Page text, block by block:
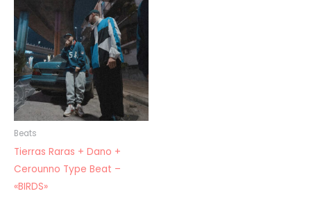
Beats
Tierras Raras + Dano +
Cerounno Type Beat –
«BIRDS»